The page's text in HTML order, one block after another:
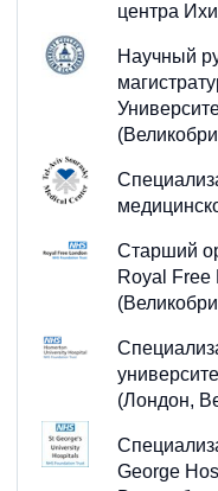
центра
Научный
Старший
Royal Free
(Лондон,
George